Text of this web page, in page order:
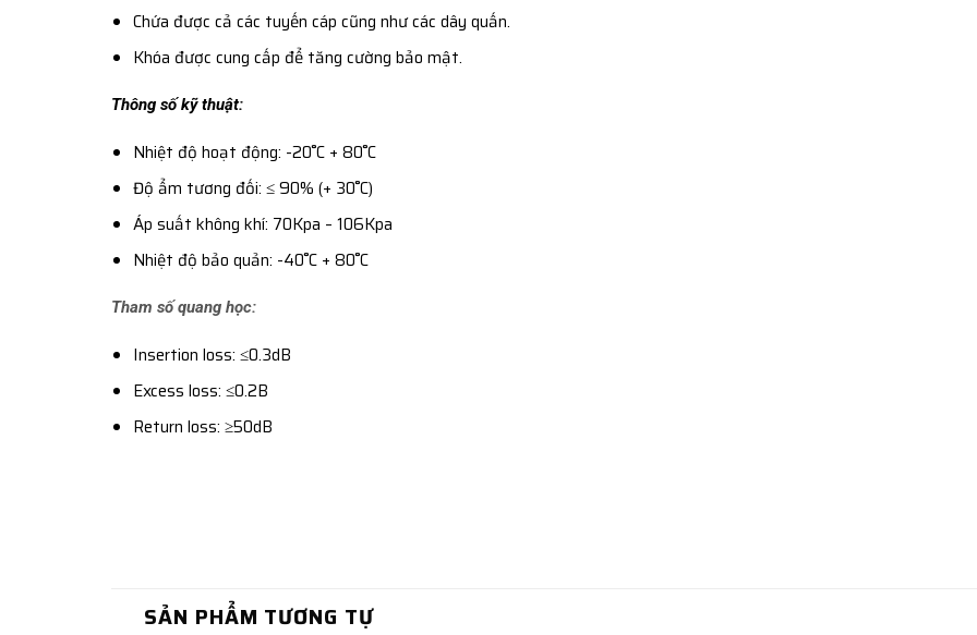
Chứa được cả các tuyến cáp cũng như các dây quấn.
Khóa được cung cấp để tăng cường bảo mật.
Thông số kỹ thuật:
Nhiệt độ hoạt động: -20˚C + 80˚C
Độ ẩm tương đối: ≤ 90% (+ 30˚C)
Áp suất không khí: 70Kpa – 106Kpa
Nhiệt độ bảo quản: -40˚C + 80˚C
Tham số quang học:
Insertion loss: ≤0.3dB
Excess loss: ≤0.2B
Return loss: ≥50dB
SẢN PHẨM TƯƠNG TỰ